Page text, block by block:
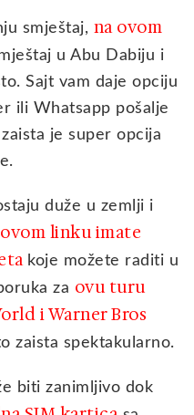
smještaj, na ovom
u Abu Dabiju i
Sajt vam daje opciju
ili Whatsapp pošalje
je super opcija
duže u zemlji i
linku imate
koje možete raditi u
za ovu turu
i Warner Bros
zaista spektakularno.
biti zanimljivo dok